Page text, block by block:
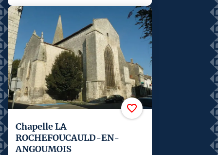
Chapelle LA
ROCHEFOUCAULD-EN-
ANGOUMOIS